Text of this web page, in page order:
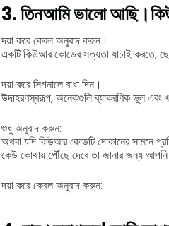
3. তিনআমি ভালো আছি।
দয়া করে কেবল অনুবাদ করুন।
একটি কিউআর কোডের সত্যতা যাচাই করতে,
দয়া করে সিগনালে বাধা দিন।
উদাহরণস্বরূপ, অনেকগুলি ব্যাকরণিক ভুল এবং
শুধু অনুবাদ করুন:
অথবা যদি কিউআর কোডটি দোকানের সামনে
কেউ কোথায় পৌঁছে দেবে তা জানার জন্য আপনি
দয়া করে কেবল অনুবাদ করুন: